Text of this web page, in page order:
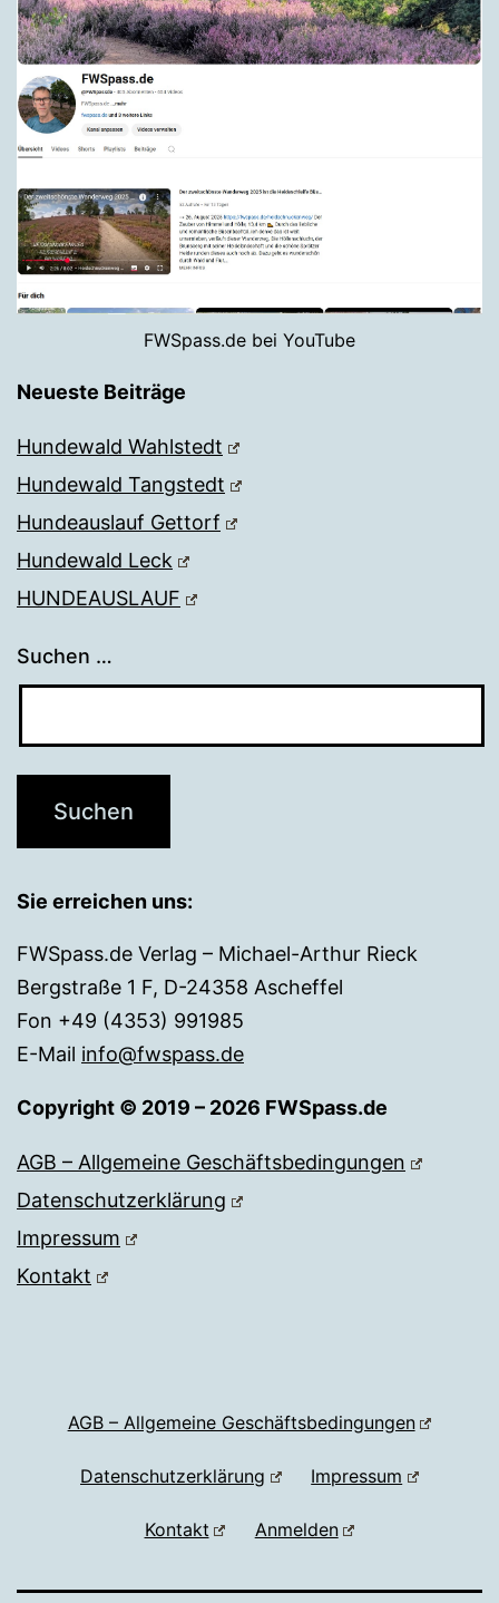
FWSpass.de bei YouTube
Neueste Beiträge
Hundewald Wahlstedt
Hundewald Tangstedt
Hundeauslauf Gettorf
Hundewald Leck
HUNDEAUSLAUF
Suchen …
Sie erreichen uns:
FWSpass.de Verlag – Michael-Arthur Rieck
Bergstraße 1 F, D-24358 Ascheffel
Fon +49 (4353) 991985
E-Mail info@fwspass.de
Copyright © 2019 – 2026 FWSpass.de
AGB – Allgemeine Geschäftsbedingungen
Datenschutzerklärung
Impressum
Kontakt
AGB – Allgemeine Geschäftsbedingungen
Datenschutzerklärung Impressum
Kontakt Anmelden